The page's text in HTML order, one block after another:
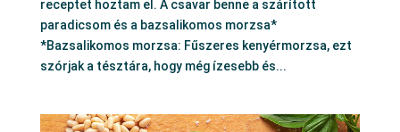
receptet hoztam el. A csavar benne a szárított
paradicsom és a bazsalikomos morzsa*
*Bazsalikomos morzsa: Fűszeres kenyérmorzsa, ezt
szórjak a tésztára, hogy még ízesebb és...